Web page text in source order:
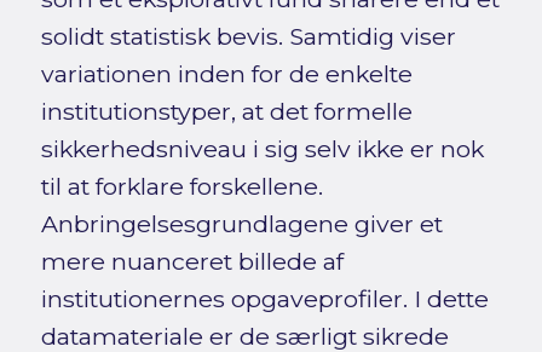
solidt statistisk bevis. Samtidig viser
variationen inden for de enkelte
institutionstyper, at det formelle
sikkerhedsniveau i sig selv ikke er nok
til at forklare forskellene.
Anbringelsesgrundlagene giver et
mere nuanceret billede af
institutionernes opgaveprofiler. I dette
datamateriale er de særligt sikrede